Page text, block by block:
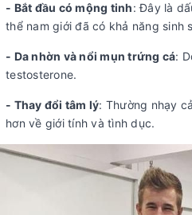
- Bắt đầu có mộng tinh: Đây là
thể nam giới đã có khả năng sinh
- Da nhờn và nổi mụn trứng cá:
testosterone.
- Thay đổi tâm lý: Thường nhạy
hơn về giới tính và tình dục.